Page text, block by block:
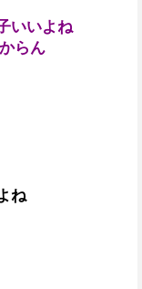
いいよね
らん
ね